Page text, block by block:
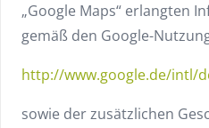
„Google Maps“ erlangten
gemäß den Google-
http://www.google.de/intl/
sowie der zusätzlichen